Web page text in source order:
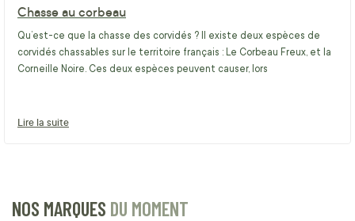
Chasse au corbeau
Qu’est-ce que la chasse des corvidés ? Il existe deux espèces de
corvidés chassables sur le territoire français : Le Corbeau Freux, et la
Corneille Noire. Ces deux espèces peuvent causer, lors
Lire la suite
NOS MARQUES DU MOMENT